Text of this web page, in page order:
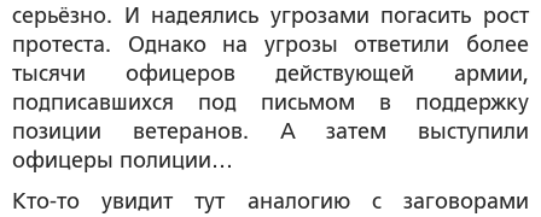
серьёзно. И надеялись угрозами погасить рост
протеста. Однако на угрозы ответили более
тысячи офицеров действующей армии,
подписавшихся под письмом в поддержку
позиции ветеранов. А затем выступили
офицеры полиции…
Кто-то увидит тут аналогию с заговорами